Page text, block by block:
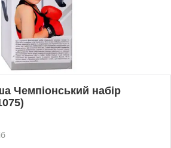
Чемпіонський набір